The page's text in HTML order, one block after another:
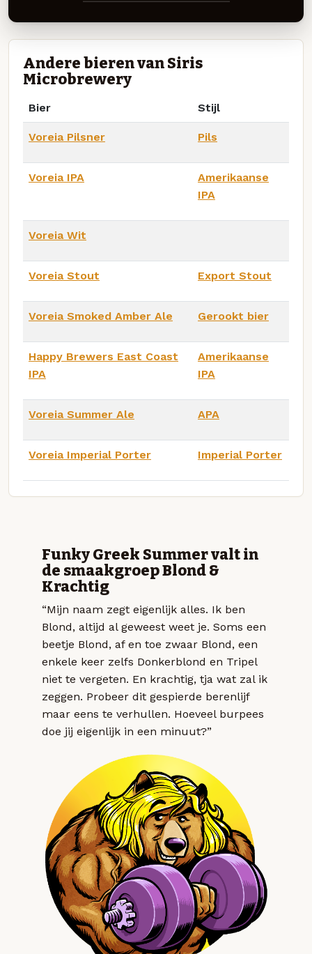
Andere bieren van Siris
Microbrewery
Bier Stijl
Voreia Pilsner Pils
Voreia IPA
Amerikaanse
IPA
Voreia Wit
Voreia Stout Export Stout
Voreia Smoked Amber Ale Gerookt bier
Happy Brewers East Coast
IPA
Amerikaanse
IPA
Voreia Summer Ale APA
Voreia Imperial Porter Imperial Porter
Funky Greek Summer valt in
de smaakgroep Blond &
Krachtig
“Mijn naam zegt eigenlijk alles. Ik ben
Blond, altijd al geweest weet je. Soms een
beetje Blond, af en toe zwaar Blond, een
enkele keer zelfs Donkerblond en Tripel
niet te vergeten. En krachtig, tja wat zal ik
zeggen. Probeer dit gespierde berenlijf
maar eens te verhullen. Hoeveel burpees
doe jij eigenlijk in een minuut?”